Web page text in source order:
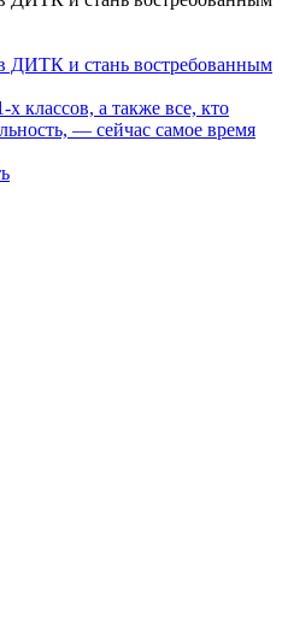
ДИТК и стань востребованным
классов, а также все, кто
— сейчас самое время